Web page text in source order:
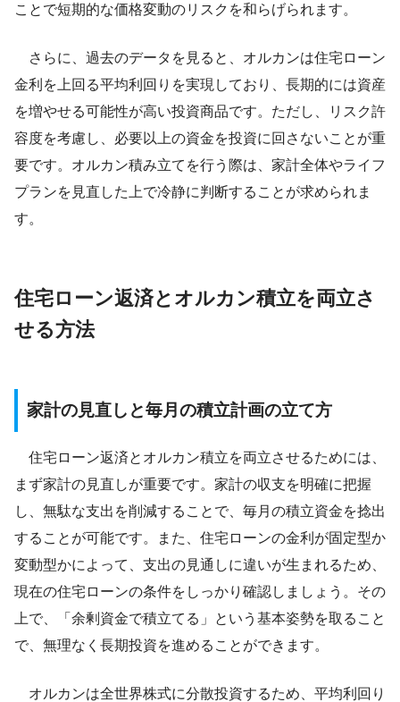
ことで短期的な価格変動のリスクを和らげられます。
さらに、過去のデータを見ると、オルカンは住宅ローン
金利を上回る平均利回りを実現しており、長期的には資産
を増やせる可能性が高い投資商品です。ただし、リスク許
容度を考慮し、必要以上の資金を投資に回さないことが重
要です。オルカン積み立てを行う際は、家計全体やライフ
プランを見直した上で冷静に判断することが求められま
す。
住宅ローン返済とオルカン積立を両立さ
せる方法
家計の見直しと毎月の積立計画の立て方
住宅ローン返済とオルカン積立を両立させるためには、
まず家計の見直しが重要です。家計の収支を明確に把握
し、無駄な支出を削減することで、毎月の積立資金を捻出
することが可能です。また、住宅ローンの金利が固定型か
変動型かによって、支出の見通しに違いが生まれるため、
現在の住宅ローンの条件をしっかり確認しましょう。その
上で、「余剰資金で積立てる」という基本姿勢を取ること
で、無理なく長期投資を進めることができます。
オルカンは全世界株式に分散投資するため、平均利回り